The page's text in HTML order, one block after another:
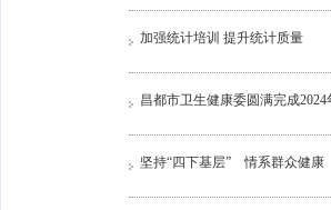
加强统计培训 提升统计质量
昌都市卫生健康委圆满完成
坚持“四下基层” 情系群众健康